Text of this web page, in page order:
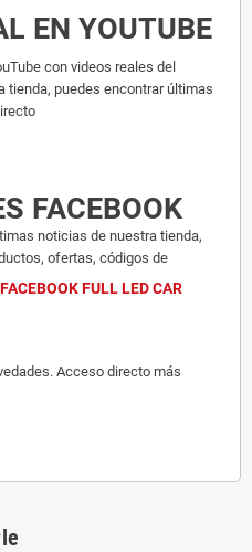
EN YOUTUBE
con videos reales del
tienda, puedes encontrar últimas
FACEBOOK
noticias de nuestra tienda,
ofertas, códigos de
FACEBOOK FULL LED CAR
Acceso directo más